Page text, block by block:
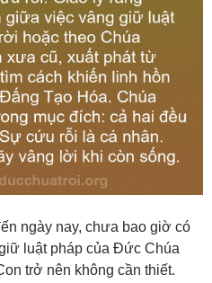
ngày nay, chưa bao giờ có
luật pháp của Đức Chúa
trở nên không cần thiết.